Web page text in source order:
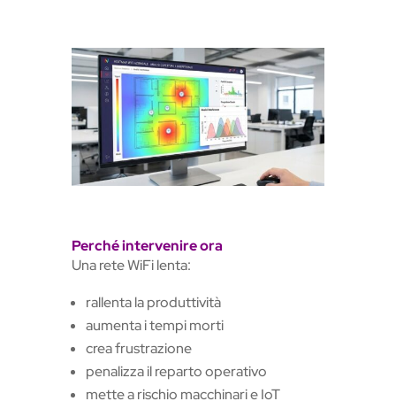
Perché intervenire ora
Una rete WiFi lenta:
rallenta la produttività
aumenta i tempi morti
crea frustrazione
penalizza il reparto operativo
mette a rischio macchinari e IoT